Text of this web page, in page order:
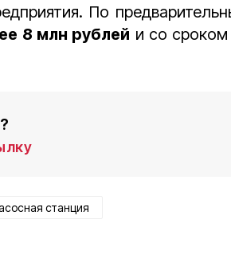
По
8 млн рублей и со
станция